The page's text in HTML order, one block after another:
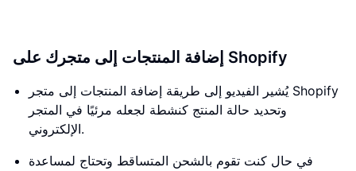
إضافة المنتجات إلى متجرك على Shopify
يُشير الفيديو إلى طريقة إضافة المنتجات إلى متجر Shopify
وتحديد حالة المنتج كنشطة لجعله مرئيًا في المتجر
الإلكتروني.
في حال كنت تقوم بالشحن المتساقط وتحتاج لمساعدة